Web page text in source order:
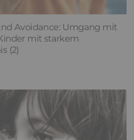
Avoidance: Umgang mit
mit starkem
(2)